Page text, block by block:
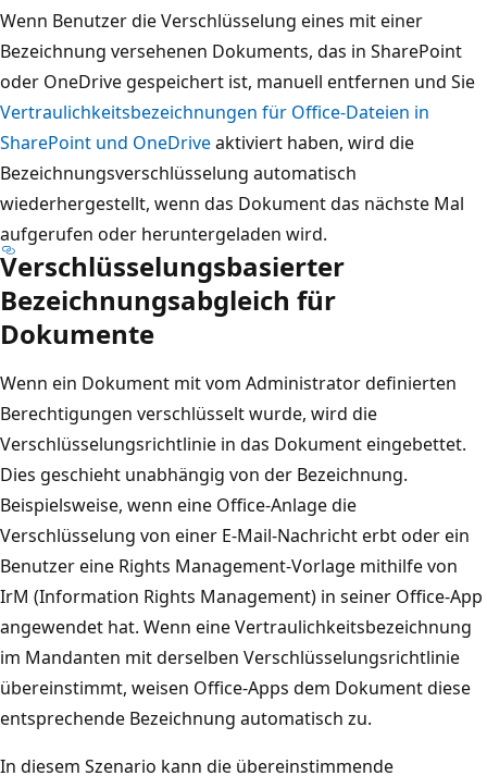
Wenn Benutzer die Verschlüsselung eines mit einer
Bezeichnung versehenen Dokuments, das in SharePoint
oder OneDrive gespeichert ist, manuell entfernen und Sie
Vertraulichkeitsbezeichnungen für Office-Dateien in
SharePoint und OneDriveaktiviert haben, wird die
Bezeichnungsverschlüsselung automatisch
wiederhergestellt, wenn das Dokument das nächste Mal
aufgerufen oder heruntergeladen wird.
Verschlüsselungsbasierter
Bezeichnungsabgleich für
Dokumente
Wenn ein Dokument mit vom Administrator definierten
Berechtigungen verschlüsselt wurde, wird die
Verschlüsselungsrichtlinie in das Dokument eingebettet.
Dies geschieht unabhängig von der Bezeichnung.
Beispielsweise, wenn eine Office-Anlage die
Verschlüsselung von einer E-Mail-Nachricht erbt oder ein
Benutzer eine Rights Management-Vorlage mithilfe von
IrM (Information Rights Management) in seiner Office-App
angewendet hat. Wenn eine Vertraulichkeitsbezeichnung
im Mandanten mit derselben Verschlüsselungsrichtlinie
übereinstimmt, weisen Office-Apps dem Dokument diese
entsprechende Bezeichnung automatisch zu.
In diesem Szenario kann die übereinstimmende